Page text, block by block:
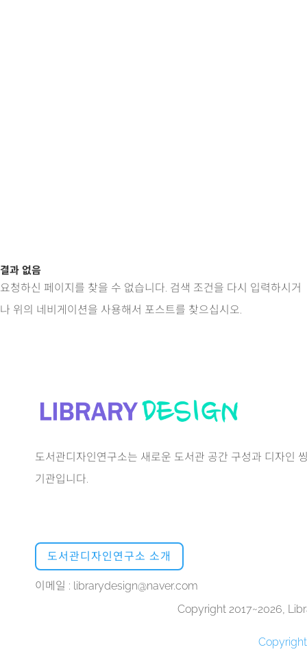
결과 없음
요청하신 페이지를 찾을 수 없습니다. 검색 조건을 다시 입력하시거
나 위의 네비게이션을 사용해서 포스트를 찾으십시오.
도서관디자인연구소는 새로운 도서관 공간 구성과 디자인
기관입니다.
도서관디자인연구소 소개
이메일 : librarydesign@naver.com
Copyright 2017~2026,